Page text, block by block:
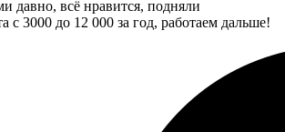
давно, всё нравится, подняли
с 3000 до 12 000 за год, работаем дальше!